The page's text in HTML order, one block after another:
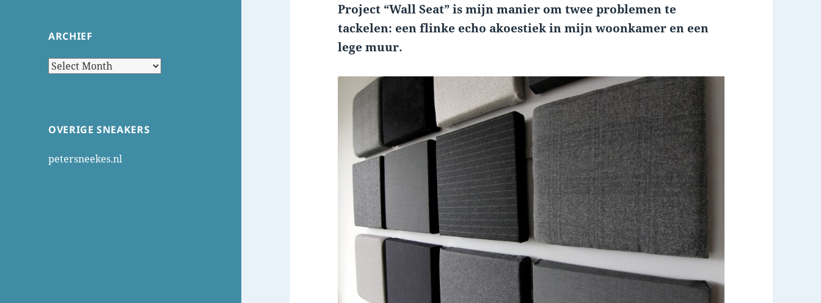
ARCHIEF
Archief
OVERIGE SNEAKERS
petersneekes.nl
Project “Wall Seat” is mijn manier om twee problemen te
tackelen: een flinke echo akoestiek in mijn woonkamer en een
lege muur.